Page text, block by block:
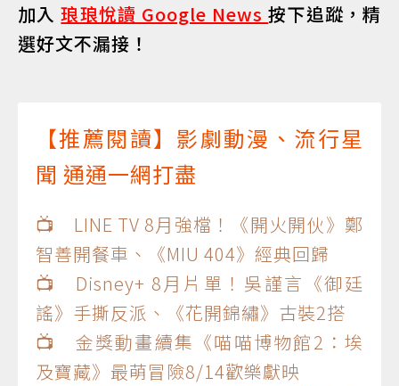
加入琅琅悅讀 Google News按下追蹤，精
選好文不漏接！
【推薦閱讀】影劇動漫、流行星
聞 通通一網打盡
📺 LINE TV 8月強檔！《開火開伙》鄭
智善開餐車、《MIU 404》經典回歸
📺 Disney+ 8月片單！吳謹言《御廷
謠》手撕反派、《花開錦繡》古裝2搭
📺 金獎動畫續集《喵喵博物館2：埃
及寶藏》最萌冒險8/14歡樂獻映